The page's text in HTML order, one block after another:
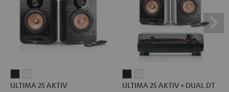
25
25
ULTIMA 25 AKTIV
25
25
ULTIMA 25 AKTIV + DUAL DT